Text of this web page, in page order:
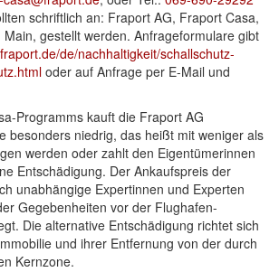
schriftlich an: Fraport AG, Fraport Casa,
gestellt werden. Anfrageformulare gibt
de/nachhaltigkeit/schallschutz-
oder auf Anfrage per E-Mail und
Programms kauft die Fraport AG
besonders niedrig, das heißt mit weniger als
werden oder zahlt den Eigentümerinnen
Entschädigung. Der Ankaufspreis der
unabhängige Expertinnen und Experten
Gegebenheiten vor der Flughafen-
Die alternative Entschädigung richtet sich
und ihrer Entfernung von der durch
Kernzone.